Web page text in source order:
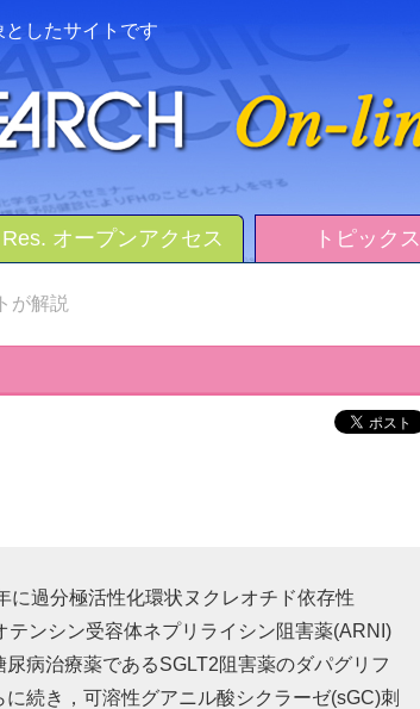
したサイトです
オープンアクセス トピックス
が解説
過分極活性化環状ヌクレオチド依存性
ンシン受容体ネプリライシン阻害薬(ARNI)
病治療薬であるSGLT2阻害薬のダパグリフ
続き，可溶性グアニル酸シクラーゼ(sGC)刺